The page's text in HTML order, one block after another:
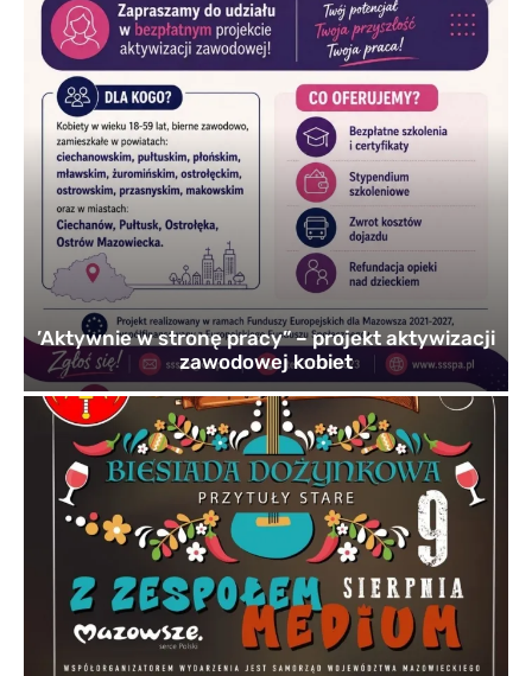
’Aktywnie w stronę pracy” – projekt aktywizacji
zawodowej kobiet